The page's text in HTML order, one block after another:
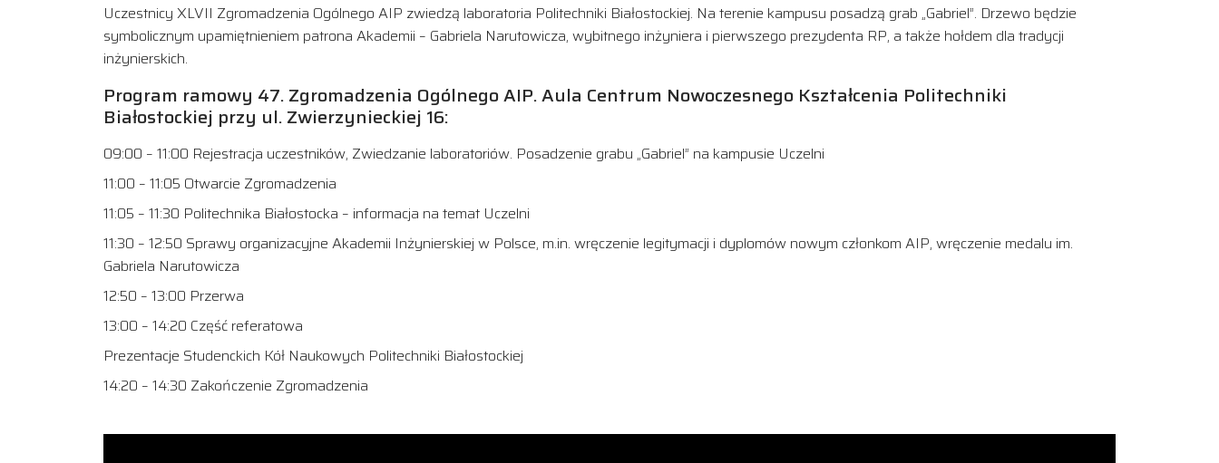
Uczestnicy XLVII Zgromadzenia Ogólnego AIP zwiedzą laboratoria Politechniki Białostockiej. Na terenie kampusu posadzą grab „Gabriel”. Drzewo będzie
symbolicznym upamiętnieniem patrona Akademii – Gabriela Narutowicza, wybitnego inżyniera i pierwszego prezydenta RP, a także hołdem dla tradycji
inżynierskich.
Program ramowy 47. Zgromadzenia Ogólnego AIP. Aula Centrum Nowoczesnego Kształcenia Politechniki
Białostockiej przy ul. Zwierzynieckiej 16:
09:00 – 11:00 Rejestracja uczestników, Zwiedzanie laboratoriów. Posadzenie grabu „Gabriel” na kampusie Uczelni
11:00 – 11:05 Otwarcie Zgromadzenia
11:05 – 11:30 Politechnika Białostocka – informacja na temat Uczelni
11:30 – 12:50 Sprawy organizacyjne Akademii Inżynierskiej w Polsce, m.in. wręczenie legitymacji i dyplomów nowym członkom AIP, wręczenie medalu im.
Gabriela Narutowicza
12:50 – 13:00 Przerwa
13:00 – 14:20 Część referatowa
Prezentacje Studenckich Kół Naukowych Politechniki Białostockiej
14:20 – 14:30 Zakończenie Zgromadzenia